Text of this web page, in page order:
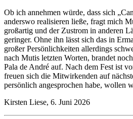
Ob ich annehmen würde, dass sich
anderswo realisieren ließe, fragt mich
großartig und der Zustrom in anderen
geringer. Ohne ihn lässt sich das in
großer Persönlichkeiten allerdings
nach Mutis letzten Worten, brandet
Pala de André auf. Nach dem Fest ist
freuen sich die Mitwirkenden auf
persönlich angesprochen habe, wollen
Kirsten Liese, 6. Juni 2026